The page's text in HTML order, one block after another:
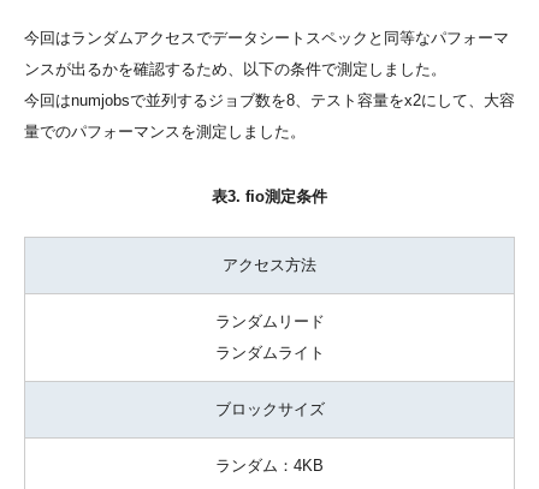
今回はランダムアクセスでデータシートスペックと同等なパフォーマ
ンスが出るかを確認するため、以下の条件で測定しました。
今回はnumjobsで並列するジョブ数を8、テスト容量をx2にして、大容
量でのパフォーマンスを測定しました。
表3. fio測定条件
アクセス方法
ランダムリード
ランダムライト
ブロックサイズ
ランダム：4KB